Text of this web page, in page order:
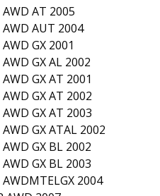
AT 2005
AWD AUT 2004
GX 2001
GX AL 2002
GX AT 2001
GX AT 2002
GX AT 2003
GX ATAL 2002
GX BL 2002
GX BL 2003
2004